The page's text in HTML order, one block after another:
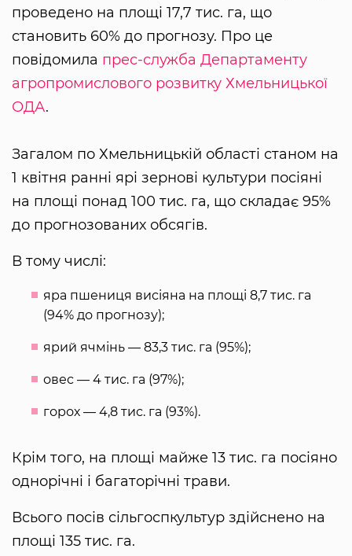
проведено на площі 17,7 тис. га, що
становить 60% до прогнозу. Про це
повідомила прес-служба Департаменту
агропромислового розвитку Хмельницької
ОДА.
Загалом по Хмельницькій області станом на
1 квітня ранні ярі зернові культури посіяні
на площі понад 100 тис. га, що складає 95%
до прогнозованих обсягів.
В тому числі:
яра пшениця висіяна на площі 8,7 тис. га
(94% до прогнозу);
ярий ячмінь — 83,3 тис. га (95%);
овес — 4 тис. га (97%);
горох — 4,8 тис. га (93%).
Крім того, на площі майже 13 тис. га посіяно
однорічні і багаторічні трави.
Всього посів сільгоспкультур здійснено на
площі 135 тис. га.